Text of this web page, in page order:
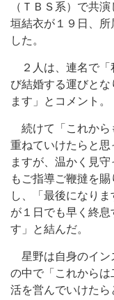
（ＴＢＳ系）で共
垣結衣が１９日、
した。
２人は、連名で「
び結婚する運びと
ます」とコメント。
続けて「これから
重ねていけたらと
ますが、温かく見
もご指導ご鞭撻を
し、「最後になり
が１日でも早く終
す」と結んだ。
星野は自身のイン
の中で「これから
活を営んでいけた